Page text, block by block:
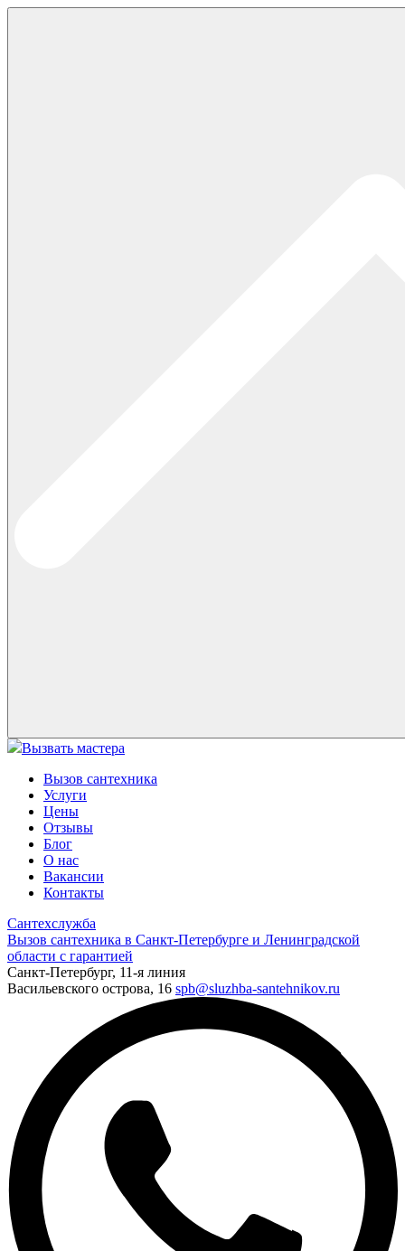
Вызвать мастера
Вызов сантехника
Услуги
Цены
Отзывы
Блог
О нас
Вакансии
Контакты
Сантехслужба
Вызов сантехника в Санкт-Петербурге и Ленинградской
области с гарантией
Санкт-Петербург, 11-я линия
Васильевского острова, 16 spb@sluzhba-santehnikov.ru